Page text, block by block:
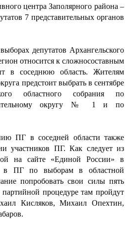
центра Заполярного района –
7 представительных органов
депутатов Архангельского
относится к сложносоставным
в соседнюю область. Жителям
предстоит выбрать в сентябре
областного собрания по
округу № 1 и по
ПГ в соседней области также
участников ПГ. Как следует из
на сайте «Единой России» в
в ПГ по выборам в областной
попробовать свои силы пять
процедуре там пройдут
Кисляков, Михаил Опехтин,